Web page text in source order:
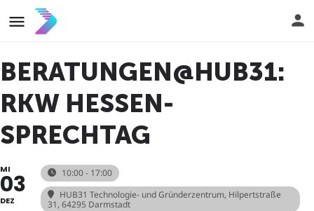
BERATUNGEN@HUB31:
RKW HESSEN-
SPRECHTAG
MI
03
DEZ
10:00 - 17:00
HUB31 Technologie- und Gründerzentrum, Hilpertstraße
31, 64295 Darmstadt